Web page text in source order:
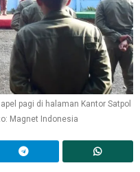
pagi di halaman Kantor Satpol
Magnet Indonesia